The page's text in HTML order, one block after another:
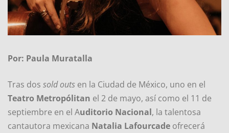
Por: Paula Muratalla
Tras dos sold outs en la Ciudad de México, uno en el
Teatro Metropólitan el 2 de mayo, así como el 11 de
septiembre en el Auditorio Nacional, la talentosa
cantautora mexicana Natalia Lafourcade ofrecerá